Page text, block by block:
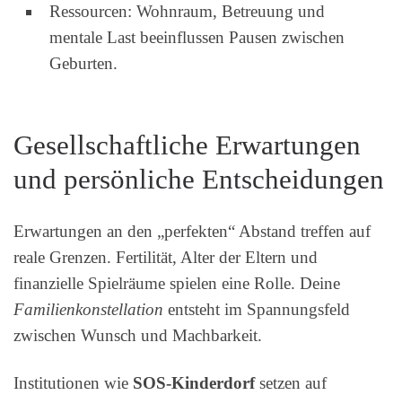
Ressourcen: Wohnraum, Betreuung und
mentale Last beeinflussen Pausen zwischen
Geburten.
Gesellschaftliche Erwartungen
und persönliche Entscheidungen
Erwartungen an den „perfekten“ Abstand treffen auf
reale Grenzen. Fertilität, Alter der Eltern und
finanzielle Spielräume spielen eine Rolle. Deine
Familienkonstellation entsteht im Spannungsfeld
zwischen Wunsch und Machbarkeit.
Institutionen wie SOS-Kinderdorfsetzen auf